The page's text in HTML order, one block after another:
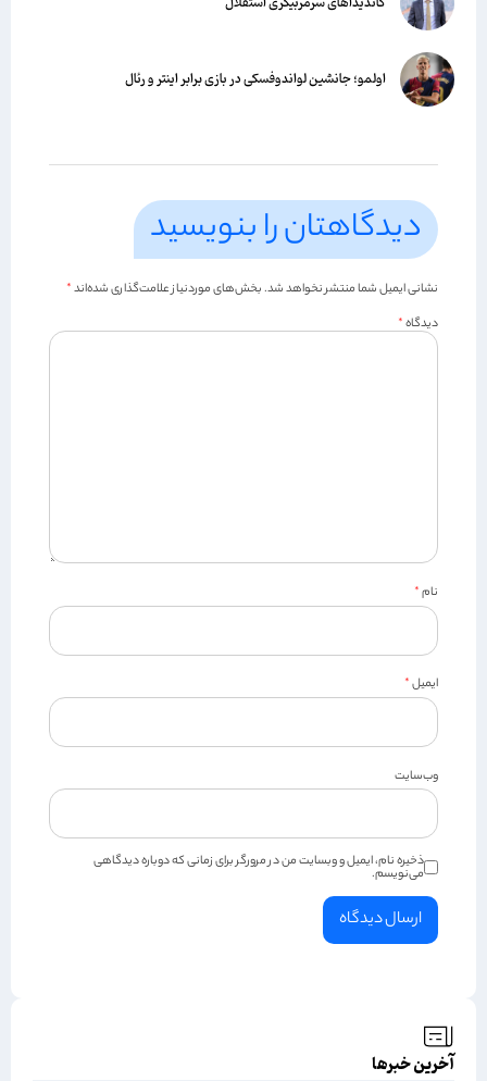
اولمو؛ جانشین لواندوفسکی در بازی برابر اینتر و رئال
دیدگاهتان را بنویسید
نشانی ایمیل شما منتشر نخواهد شد.بخش‌های موردنیاز علامت‌گذاری شده‌اند*
دیدگاه*
نام*
ایمیل*
وب‌سایت
ذخیره نام، ایمیل و وبسایت من در مرورگر برای زمانی که دوباره دیدگاهی
می‌نویسم.
آخرین خبرها